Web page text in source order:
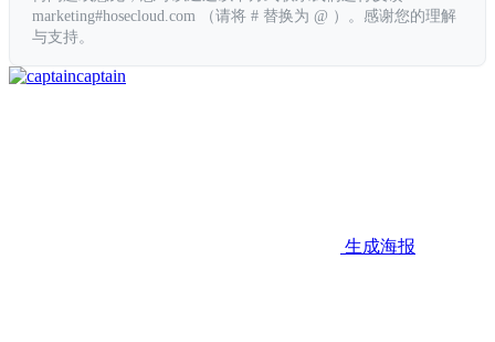
marketing#hosecloud.com （请将 # 替换为 @ ）。感谢您的理解
与支持。
captain
生成海报